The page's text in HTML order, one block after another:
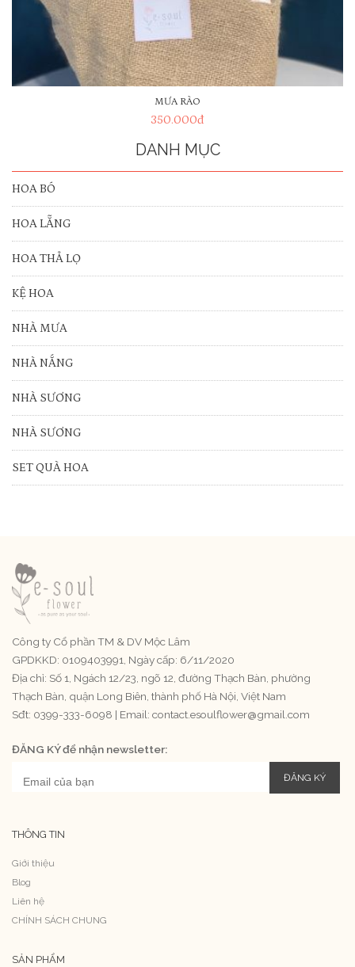
MƯA RÀO
350.000đ
DANH MỤC
HOA BÓ
HOA LẴNG
HOA THẢ LỌ
KỆ HOA
NHÀ MƯA
NHÀ NẮNG
NHÀ SƯƠNG
NHÀ SƯƠNG
SET QUÀ HOA
Công ty Cổ phần TM & DV Mộc Lâm
GPDKKD: 0109403991, Ngày cấp: 6/11/2020
Địa chỉ: Số 1, Ngách 12/23, ngõ 12, đường Thạch Bàn, phường
Thạch Bàn, quận Long Biên, thành phố Hà Nội, Việt Nam
Sđt: 0399-333-6098 | Email: contact.esoulflower@gmail.com
ĐĂNG KÝ để nhận newsletter:
ĐĂNG KÝ
THÔNG TIN
Giới thiệu
Blog
Liên hệ
CHÍNH SÁCH CHUNG
SẢN PHẨM